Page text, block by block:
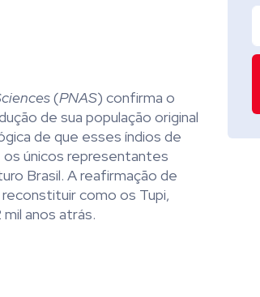
(PNAS) confirma o
de sua população original
de que esses índios de
os únicos representantes
Brasil. A reafirmação de
como os Tupi,
anos atrás.